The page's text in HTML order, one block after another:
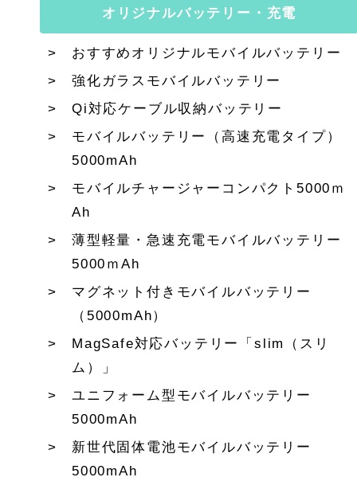
オリジナルバッテリー・充電
おすすめオリジナルモバイルバッテリー
強化ガラスモバイルバッテリー
Qi対応ケーブル収納バッテリー
モバイルバッテリー（高速充電タイプ）
5000mAh
モバイルチャージャーコンパクト5000ｍ
Ah
薄型軽量・急速充電モバイルバッテリー
5000ｍAh
マグネット付きモバイルバッテリー
（5000mAh）
MagSafe対応バッテリー「slim（スリ
ム）」
ユニフォーム型モバイルバッテリー
5000mAh
新世代固体電池モバイルバッテリー
5000mAh